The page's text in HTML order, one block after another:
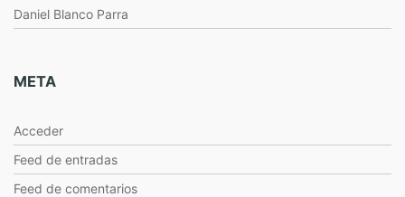
Daniel Blanco Parra
META
Acceder
Feed de entradas
Feed de comentarios